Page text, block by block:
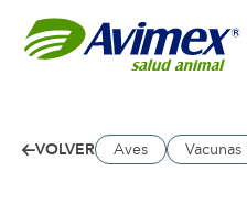
VOLVER Aves Vacunas